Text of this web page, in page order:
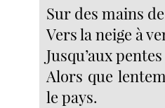
Sur des mains
Vers la neige à
Jusqu’aux
Alors que
le pays.